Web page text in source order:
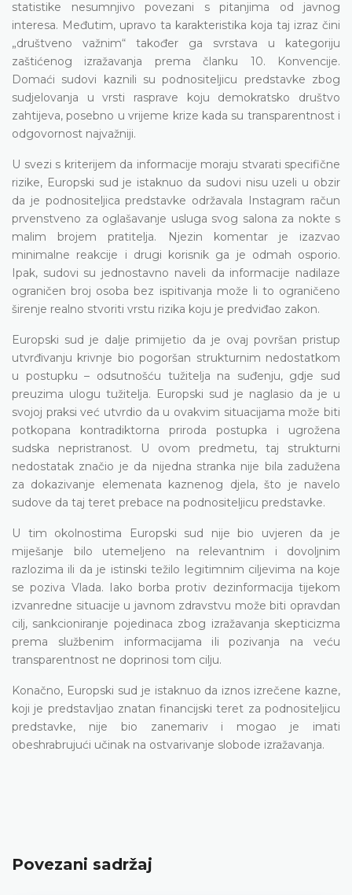
statistike nesumnjivo povezani s pitanjima od javnog
interesa. Međutim, upravo ta karakteristika koja taj izraz čini
„društveno važnim“ također ga svrstava u kategoriju
zaštićenog izražavanja prema članku 10. Konvencije.
Domaći sudovi kaznili su podnositeljicu predstavke zbog
sudjelovanja u vrsti rasprave koju demokratsko društvo
zahtijeva, posebno u vrijeme krize kada su transparentnost i
odgovornost najvažniji.
U svezi s kriterijem da informacije moraju stvarati specifične
rizike, Europski sud je istaknuo da sudovi nisu uzeli u obzir
da je podnositeljica predstavke održavala Instagram račun
prvenstveno za oglašavanje usluga svog salona za nokte s
malim brojem pratitelja. Njezin komentar je izazvao
minimalne reakcije i drugi korisnik ga je odmah osporio.
Ipak, sudovi su jednostavno naveli da informacije nadilaze
ograničen broj osoba bez ispitivanja može li to ograničeno
širenje realno stvoriti vrstu rizika koju je predviđao zakon.
Europski sud je dalje primijetio da je ovaj površan pristup
utvrđivanju krivnje bio pogoršan strukturnim nedostatkom
u postupku – odsutnošću tužitelja na suđenju, gdje sud
preuzima ulogu tužitelja. Europski sud je naglasio da je u
svojoj praksi već utvrdio da u ovakvim situacijama može biti
potkopana kontradiktorna priroda postupka i ugrožena
sudska nepristranost. U ovom predmetu, taj strukturni
nedostatak značio je da nijedna stranka nije bila zadužena
za dokazivanje elemenata kaznenog djela, što je navelo
sudove da taj teret prebace na podnositeljicu predstavke.
U tim okolnostima Europski sud nije bio uvjeren da je
miješanje bilo utemeljeno na relevantnim i dovoljnim
razlozima ili da je istinski težilo legitimnim ciljevima na koje
se poziva Vlada. Iako borba protiv dezinformacija tijekom
izvanredne situacije u javnom zdravstvu može biti opravdan
cilj, sankcioniranje pojedinaca zbog izražavanja skepticizma
prema službenim informacijama ili pozivanja na veću
transparentnost ne doprinosi tom cilju.
Konačno, Europski sud je istaknuo da iznos izrečene kazne,
koji je predstavljao znatan financijski teret za podnositeljicu
predstavke, nije bio zanemariv i mogao je imati
obeshrabrujući učinak na ostvarivanje slobode izražavanja.
Povezani sadržaj